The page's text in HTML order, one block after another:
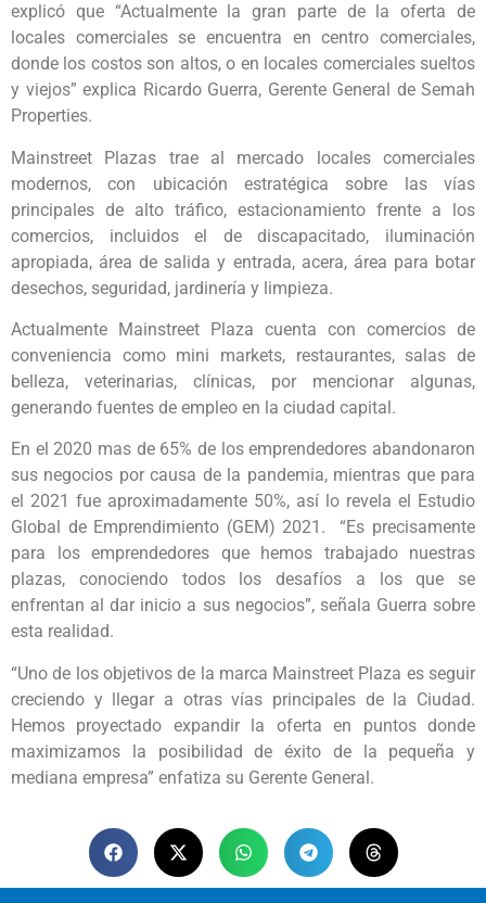
explicó que “Actualmente la gran parte de la oferta de
locales comerciales se encuentra en centro comerciales,
donde los costos son altos, o en locales comerciales sueltos
y viejos” explica Ricardo Guerra, Gerente General de Semah
Properties.
Mainstreet Plazas trae al mercado locales comerciales
modernos, con ubicación estratégica sobre las vías
principales de alto tráfico, estacionamiento frente a los
comercios, incluidos el de discapacitado, iluminación
apropiada, área de salida y entrada, acera, área para botar
desechos, seguridad, jardinería y limpieza.
Actualmente Mainstreet Plaza cuenta con comercios de
conveniencia como mini markets, restaurantes, salas de
belleza, veterinarias, clínicas, por mencionar algunas,
generando fuentes de empleo en la ciudad capital.
En el 2020 mas de 65% de los emprendedores abandonaron
sus negocios por causa de la pandemia, mientras que para
el 2021 fue aproximadamente 50%, así lo revela el Estudio
Global de Emprendimiento (GEM) 2021. “Es precisamente
para los emprendedores que hemos trabajado nuestras
plazas, conociendo todos los desafíos a los que se
enfrentan al dar inicio a sus negocios”, señala Guerra sobre
esta realidad.
“Uno de los objetivos de la marca Mainstreet Plaza es seguir
creciendo y llegar a otras vías principales de la Ciudad.
Hemos proyectado expandir la oferta en puntos donde
maximizamos la posibilidad de éxito de la pequeña y
mediana empresa” enfatiza su Gerente General.